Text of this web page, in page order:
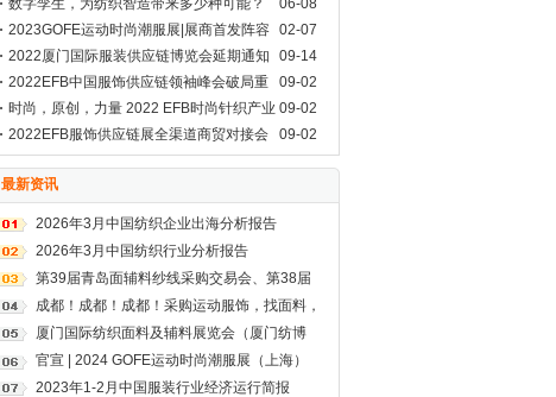
海）
06-08
数字孪生，为纺织智造带来多少种可能？
02-07
2023GOFE运动时尚潮服展|展商首发阵容
已就位,你Pick谁？
09-14
2022厦门国际服装供应链博览会延期通知
09-02
2022EFB中国服饰供应链领袖峰会破局重
构，蝶变来袭！
09-02
时尚，原创，力量 2022 EFB时尚针织产业
发展论坛正式启动！
09-02
2022EFB服饰供应链展全渠道商贸对接会
来了！
最新资讯
2026年3月中国纺织企业出海分析报告
2026年3月中国纺织行业分析报告
第39届青岛面辅料纱线采购交易会、第38届
青岛纺织服装采购交易会盛大开幕
成都！成都！成都！采购运动服饰，找面料，
GOFE来了！
厦门国际纺织面料及辅料展览会（厦门纺博
会）即将开展啦！
官宣 | 2024 GOFE运动时尚潮服展（上海）
2023年1-2月中国服装行业经济运行简报